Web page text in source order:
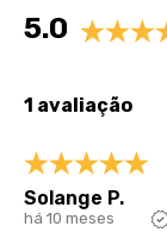
pessoa);
- Altura do
-
-
- Dimensões
88x188x42cm.
5.0
1 avaliação
Solange P.
há 10 meses